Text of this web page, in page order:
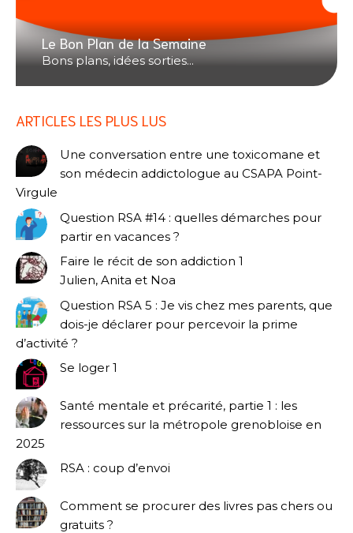
Le Bon Plan de la Semaine
Bons plans, idées sorties...
ARTICLES LES PLUS LUS
Une conversation entre une toxicomane et
son médecin addictologue au CSAPA Point-
Virgule
Question RSA #14 : quelles démarches pour
partir en vacances ?
Faire le récit de son addiction 1
Julien, Anita et Noa
Question RSA 5 : Je vis chez mes parents, que
dois-je déclarer pour percevoir la prime
d’activité ?
Se loger 1
Santé mentale et précarité, partie 1 : les
ressources sur la métropole grenobloise en
2025
RSA : coup d’envoi
Comment se procurer des livres pas chers ou
gratuits ?